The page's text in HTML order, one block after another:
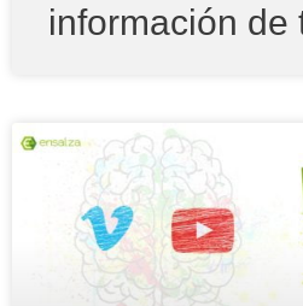
información de